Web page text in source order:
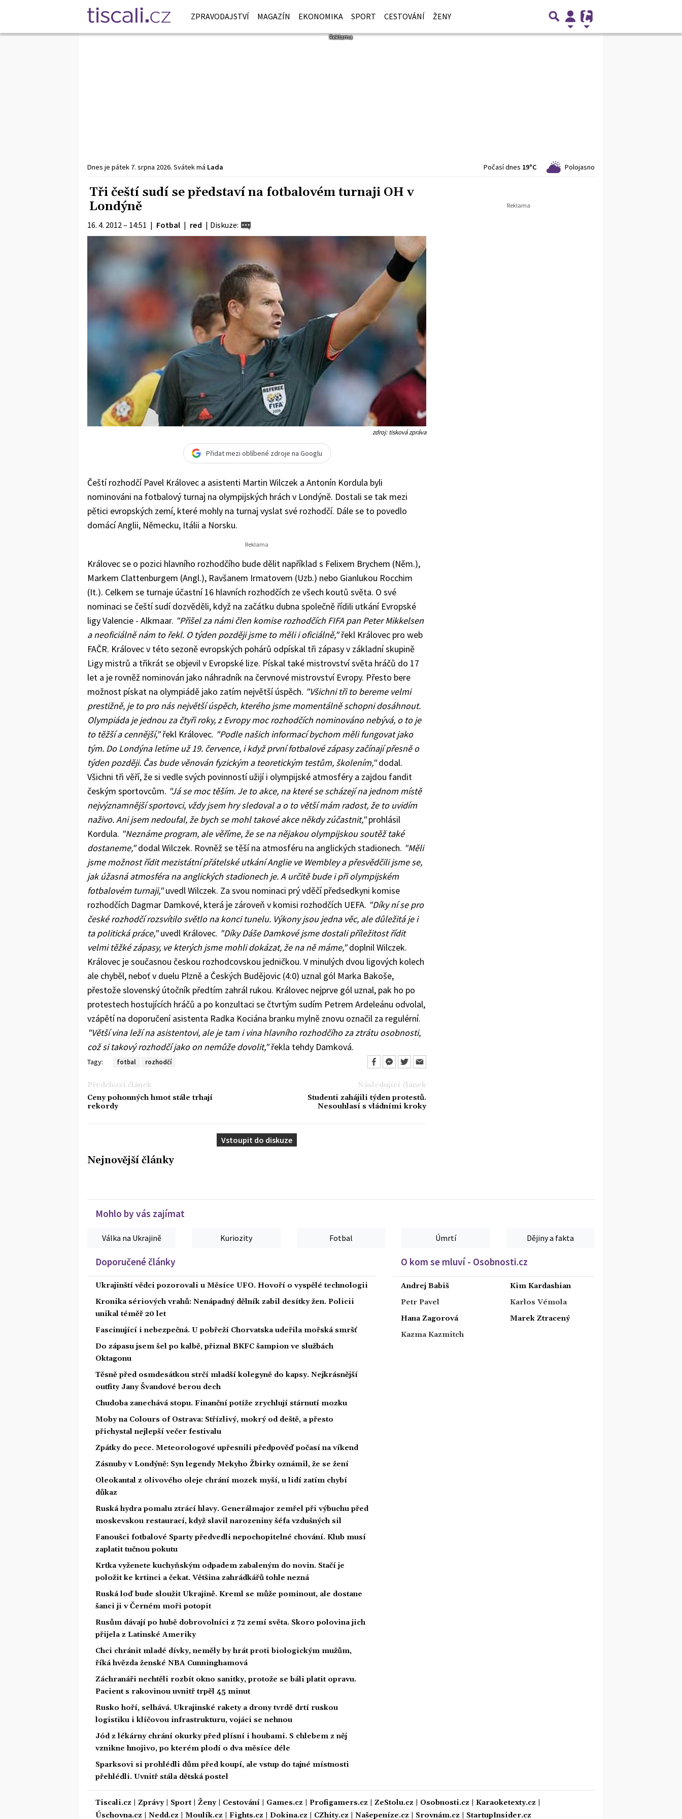
ZPRAVODAJSTVÍ MAGAZÍN EKONOMIKA SPORT CESTOVÁNÍ ŽENY
Dnes je pátek 7. srpna 2026. Svátek má Lada Počasí dnes 19°C Polojasno
Tři čeští sudí se představí na fotbalovém turnaji OH v
Londýně
16. 4. 2012 – 14:51 | Fotbal | red | Diskuze:
zdroj: tisková zpráva
Přidat mezi oblíbené zdroje na Googlu
Čeští rozhodčí Pavel Královec a asistenti Martin Wilczek a Antonín Kordula byli
nominováni na fotbalový turnaj na olympijských hrách v Londýně. Dostali se tak mezi
pětici evropských zemí, které mohly na turnaj vyslat své rozhodčí. Dále se to povedlo
domácí Anglii, Německu, Itálii a Norsku.
Královec se o pozici hlavního rozhodčího bude dělit například s Felixem Brychem (Něm.),
Markem Clattenburgem (Angl.), Ravšanem Irmatovem (Uzb.) nebo Gianlukou Rocchim
(It.). Celkem se turnaje účastní 16 hlavních rozhodčích ze všech koutů světa. O své
nominaci se čeští sudí dozvěděli, když na začátku dubna společně řídili utkání Evropské
ligy Valencie - Alkmaar. "Přišel za námi člen komise rozhodčích FIFA pan Peter Mikkelsen
a neoficiálně nám to řekl. O týden později jsme to měli i oficiálně,"řekl Královec pro web
FAČR. Královec v této sezoně evropských pohárů odpískal tři zápasy v základní skupině
Ligy mistrů a třikrát se objevil v Evropské lize. Pískal také mistrovství světa hráčů do 17
let a je rovněž nominován jako náhradník na červnové mistrovství Evropy. Přesto bere
možnost pískat na olympiádě jako zatím největší úspěch. "Všichni tři to bereme velmi
prestižně, je to pro nás největší úspěch, kterého jsme momentálně schopni dosáhnout.
Olympiáda je jednou za čtyři roky, z Evropy moc rozhodčích nominováno nebývá, o to je
to těžší a cennější,"řekl Královec. "Podle našich informací bychom měli fungovat jako
tým. Do Londýna letíme už 19. července, i když první fotbalové zápasy začínají přesně o
týden později. Čas bude věnován fyzickým a teoretickým testům, školením,"dodal.
Všichni tři věří, že si vedle svých povinností užijí i olympijské atmosféry a zajdou fandit
českým sportovcům. "Já se moc těším. Je to akce, na které se scházejí na jednom místě
nejvýznamnější sportovci, vždy jsem hry sledoval a o to větší mám radost, že to uvidím
naživo. Ani jsem nedoufal, že bych se mohl takové akce někdy zúčastnit,"prohlásil
Kordula. "Neznáme program, ale věříme, že se na nějakou olympijskou soutěž také
dostaneme,"dodal Wilczek. Rovněž se těší na atmosféru na anglických stadionech. "Měli
jsme možnost řídit mezistátní přátelské utkání Anglie ve Wembley a přesvědčili jsme se,
jak úžasná atmosféra na anglických stadionech je. A určitě bude i při olympijském
fotbalovém turnaji,"uvedl Wilczek. Za svou nominaci prý vděčí předsedkyni komise
rozhodčích Dagmar Damkové, která je zároveň v komisi rozhodčích UEFA. "Díky ní se pro
české rozhodčí rozsvítilo světlo na konci tunelu. Výkony jsou jedna věc, ale důležitá je i
ta politická práce,"uvedl Královec. "Díky Dáše Damkové jsme dostali příležitost řídit
velmi těžké zápasy, ve kterých jsme mohli dokázat, že na ně máme,"doplnil Wilczek.
Královec je současnou českou rozhodcovskou jedničkou. V minulých dvou ligových kolech
ale chyběl, neboť v duelu Plzně a Českých Budějovic (4:0) uznal gól Marka Bakoše,
přestože slovenský útočník předtím zahrál rukou. Královec nejprve gól uznal, pak ho po
protestech hostujících hráčů a po konzultaci se čtvrtým sudím Petrem Ardeleánu odvolal,
vzápětí na doporučení asistenta Radka Kociána branku mylně znovu označil za regulérní.
"Větší vina leží na asistentovi, ale je tam i vina hlavního rozhodčího za ztrátu osobnosti,
což si takový rozhodčí jako on nemůže dovolit,"řekla tehdy Damková.
Tagy: fotbal rozhodčí
Předchozí článek
Ceny pohonných hmot stále trhají
rekordy
Následující článek
Studenti zahájili týden protestů.
Nesouhlasí s vládními kroky
Vstoupit do diskuze
Nejnovější články
Mohlo by vás zajímat
Válka na Ukrajině Kuriozity Fotbal Úmrtí Dějiny a fakta
Doporučené články
Ukrajinští vědci pozorovali u Měsíce UFO. Hovoří o vyspělé technologii
Kronika sériových vrahů: Nenápadný dělník zabil desítky žen. Policii
unikal téměř 20 let
Fascinující i nebezpečná. U pobřeží Chorvatska udeřila mořská smršť
Do zápasu jsem šel po kalbě, přiznal BKFC šampion ve službách
Oktagonu
Těsně před osmdesátkou strčí mladší kolegyně do kapsy. Nejkrásnější
outfity Jany Švandové berou dech
Chudoba zanechává stopu. Finanční potíže zrychlují stárnutí mozku
Moby na Colours of Ostrava: Střízlivý, mokrý od deště, a přesto
přichystal nejlepší večer festivalu
Zpátky do pece. Meteorologové upřesnili předpověď počasí na víkend
Zásnuby v Londýně: Syn legendy Mekyho Žbirky oznámil, že se žení
Oleokantal z olivového oleje chrání mozek myší, u lidí zatím chybí
důkaz
Ruská hydra pomalu ztrácí hlavy. Generálmajor zemřel při výbuchu před
moskevskou restaurací, když slavil narozeniny šéfa vzdušných sil
Fanoušci fotbalové Sparty předvedli nepochopitelné chování. Klub musí
zaplatit tučnou pokutu
Krtka vyženete kuchyňským odpadem zabaleným do novin. Stačí je
položit ke krtinci a čekat. Většina zahrádkářů tohle nezná
Ruská loď bude sloužit Ukrajině. Kreml se může pominout, ale dostane
šanci ji v Černém moři potopit
Rusům dávají po hubě dobrovolníci z 72 zemí světa. Skoro polovina jich
přijela z Latinské Ameriky
Chci chránit mladé dívky, neměly by hrát proti biologickým mužům,
říká hvězda ženské NBA Cunninghamová
Záchranáři nechtěli rozbít okno sanitky, protože se báli platit opravu.
Pacient s rakovinou uvnitř trpěl 45 minut
Rusko hoří, selhává. Ukrajinské rakety a drony tvrdě drtí ruskou
logistiku i klíčovou infrastrukturu, vojáci se nehnou
Jód z lékárny chrání okurky před plísní i houbami. S chlebem z něj
vznikne hnojivo, po kterém plodí o dva měsíce déle
Sparksovi si prohlédli dům před koupí, ale vstup do tajné místnosti
přehlédli. Uvnitř stála dětská postel
O kom se mluví - Osobnosti.cz
Andrej Babiš
Petr Pavel
Hana Zagorová
Kazma Kazmitch
Kim Kardashian
Karlos Vémola
Marek Ztracený
Tiscali.cz Zprávy| Sport| Ženy| Cestování Games.cz Profigamers.cz ZeStolu.cz Osobnosti.cz Karaoketexty.cz
Úschovna.cz
Nedd.cz Moulík.cz Fights.cz Dokina.cz CZhity.cz Našepeníze.cz Srovnám.cz StartupInsider.cz